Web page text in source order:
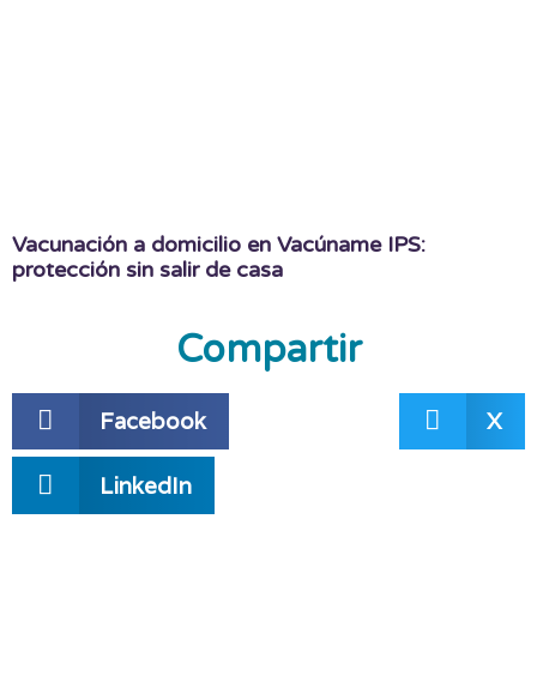
Vacunación a domicilio en Vacúname IPS:
protección sin salir de casa
Compartir
Facebook X
LinkedIn